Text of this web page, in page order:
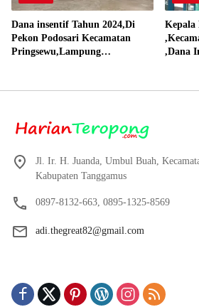
Dana insentif Tahun 2024,Di
Pekon Podosari Kecamatan
Pringsewu,Lampung
Kepala
,Dana
Jl. Ir. H. Juanda, Umbul Buah,
Kabupaten Tanggamus
0897-8132-663, 0895-1325-8569
adi.thegreat82@gmail.com